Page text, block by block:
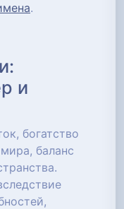
.
и
богатство
баланс